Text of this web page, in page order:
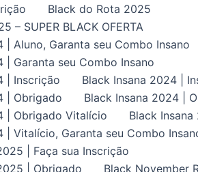
Black do Rota 2025
– SUPER BLACK OFERTA
| Aluno, Garanta seu Combo Insano
| Garanta seu Combo Insano
| Inscrição
Black Insana 2024 |
| Obrigado
Black Insana 2024 |
| Obrigado Vitalício
Black
| Vitalício, Garanta seu Combo
| Faça sua Inscrição
| Obrigado
Black November